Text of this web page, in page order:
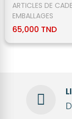
ARTICLES DE
EMBALLAGES
65,000 TND